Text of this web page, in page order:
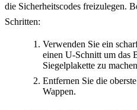
die Sicherheitscodes freizulegen.
Schritten:
Verwenden Sie ein
einen U-Schnitt um das
Siegelplakette zu
Entfernen Sie die
Wappen.